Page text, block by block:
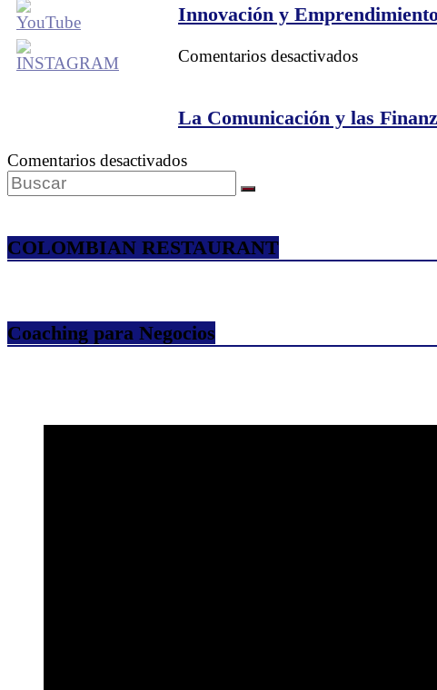
y
el
Innovación y
Comentarios desactivadosen
La Comunicación y las
Comentarios desactivadosen
Comunicación
las
Finanzas
COLOMBIAN RESTAURANT
Coaching para Negocios